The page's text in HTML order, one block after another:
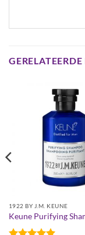
1922 BY J.M. KEUNE
Keune Purifying